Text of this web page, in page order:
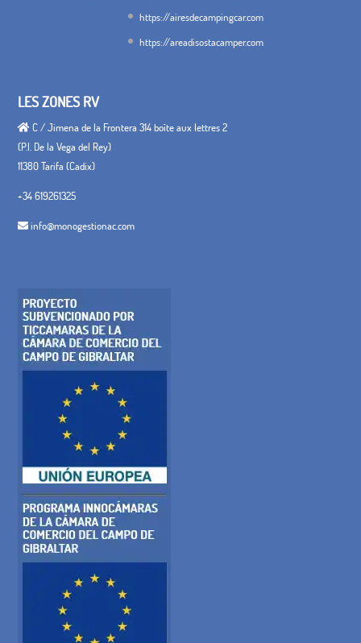
https://airesdecampingcar.com
https://areadisostacamper.com
LES ZONES RV
C / Jimena de la Frontera 314 boîte aux lettres 2
(P.I. De la Vega del Rey)
11380 Tarifa (Cadix)
+34 619261325
info@monogestionac.com